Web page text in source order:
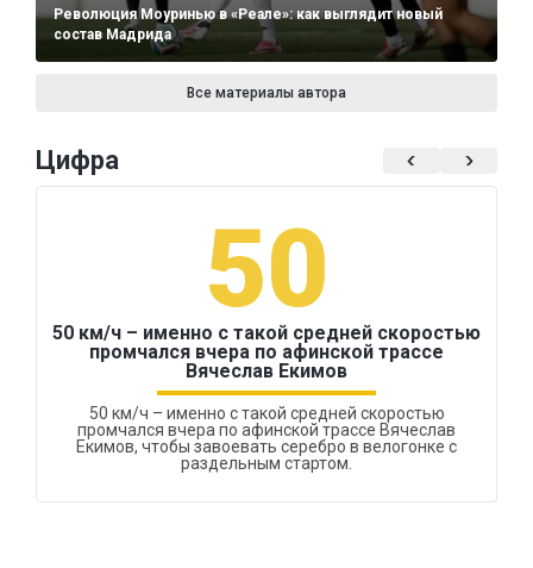
Революция Моуринью в «Реале»: как выглядит новый
состав Мадрида
Все материалы автора
Цифра
50
50 км/ч – именно с такой средней скоростью
промчался вчера по афинской трассе
Вячеслав Екимов
50 км/ч – именно с такой средней скоростью
промчался вчера по афинской трассе Вячеслав
Екимов, чтобы завоевать серебро в велогонке с
раздельным стартом.